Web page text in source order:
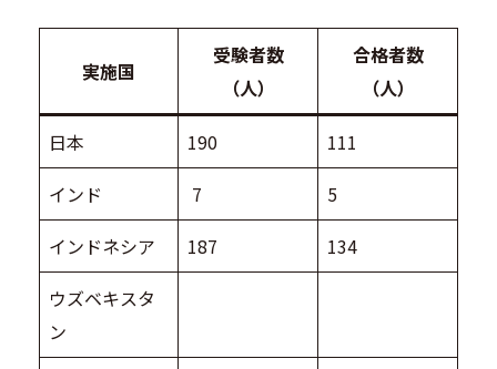
実施国
受験者数
（人）
合格者数
（人）
日本 190
111
インド
7
5
インドネシア
187
134
ウズベキスタ
ン